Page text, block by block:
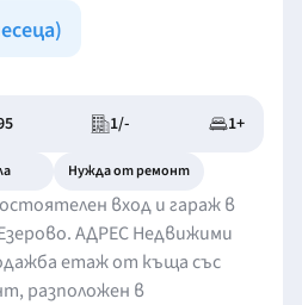
1/- 1+
Нужда от ремонт
вход и гараж в
АДРЕС Недвижими
етаж от къща със
разположен в